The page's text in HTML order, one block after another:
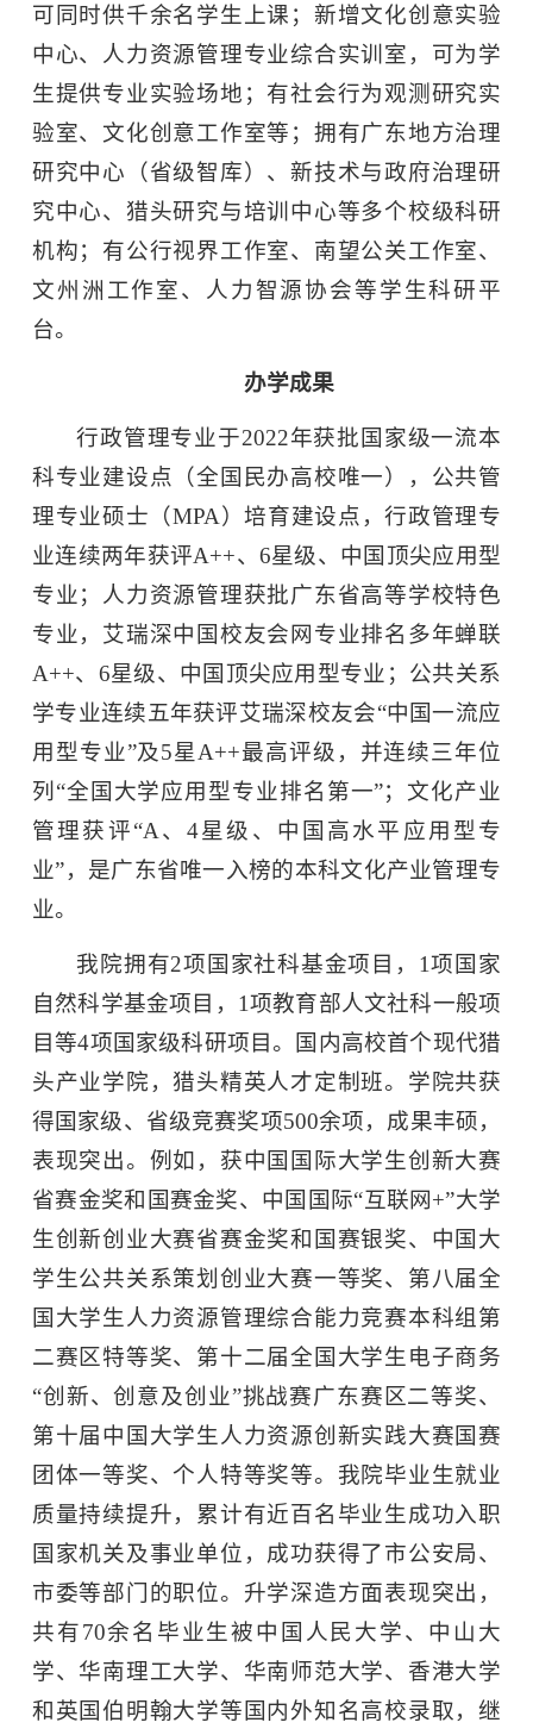
可同时供千余名学生上课；新增文化创意实验
中心、人力资源管理专业综合实训室，可为学
生提供专业实验场地；有社会行为观测研究实
验室、文化创意工作室等；拥有广东地方治理
研究中心（省级智库）、新技术与政府治理研
究中心、猎头研究与培训中心等多个校级科研
机构；有公行视界工作室、南望公关工作室、
文州洲工作室、人力智源协会等学生科研平
台。
办学成果
行政管理专业于2022年获批国家级一流本
科专业建设点（全国民办高校唯一），公共管
理专业硕士（MPA）培育建设点，行政管理专
业连续两年获评A++、6星级、中国顶尖应用型
专业；人力资源管理获批广东省高等学校特色
专业，艾瑞深中国校友会网专业排名多年蝉联
A++、6星级、中国顶尖应用型专业；公共关系
学专业连续五年获评艾瑞深校友会“中国一流应
用型专业”及5星A++最高评级，并连续三年位
列“全国大学应用型专业排名第一”；文化产业
管理获评“A、4星级、中国高水平应用型专
业”，是广东省唯一入榜的本科文化产业管理专
业。
我院拥有2项国家社科基金项目，1项国家
自然科学基金项目，1项教育部人文社科一般项
目等4项国家级科研项目。国内高校首个现代猎
头产业学院，猎头精英人才定制班。学院共获
得国家级、省级竞赛奖项500余项，成果丰硕，
表现突出。例如，获中国国际大学生创新大赛
省赛金奖和国赛金奖、中国国际“互联网+”大学
生创新创业大赛省赛金奖和国赛银奖、中国大
学生公共关系策划创业大赛一等奖、第八届全
国大学生人力资源管理综合能力竞赛本科组第
二赛区特等奖、第十二届全国大学生电子商务
“创新、创意及创业”挑战赛广东赛区二等奖、
第十届中国大学生人力资源创新实践大赛国赛
团体一等奖、个人特等奖等。我院毕业生就业
质量持续提升，累计有近百名毕业生成功入职
国家机关及事业单位，成功获得了市公安局、
市委等部门的职位。升学深造方面表现突出，
共有70余名毕业生被中国人民大学、中山大
学、华南理工大学、华南师范大学、香港大学
和英国伯明翰大学等国内外知名高校录取，继